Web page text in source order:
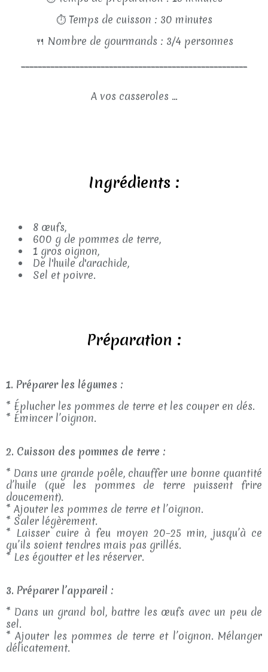
⏱ Temps de cuisson : 30 minutes
🍴 Nombre de gourmands : 3/4 personnes
A vos casseroles ...
Ingrédients :
8 œufs,
600 g de pommes de terre,
1 gros oignon,
De l'huile d'arachide,
Sel et poivre.
Préparation :
1. Préparer les légumes :
* Éplucher les pommes de terre et les couper en dés.
* Émincer l’oignon.
2. Cuisson des pommes de terre :
* Dans une grande poêle, chauffer une bonne quantité
d’huile (que les pommes de terre puissent frire
doucement).
* Ajouter les pommes de terre et l’oignon.
* Saler légèrement.
* Laisser cuire à feu moyen 20–25 min, jusqu’à ce
qu’ils soient tendres mais pas grillés.
* Les égoutter et les réserver.
3. Préparer l’appareil :
* Dans un grand bol, battre les œufs avec un peu de
sel.
* Ajouter les pommes de terre et l’oignon. Mélanger
délicatement.